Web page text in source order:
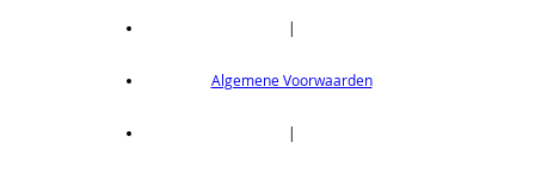
|
Algemene Voorwaarden
|